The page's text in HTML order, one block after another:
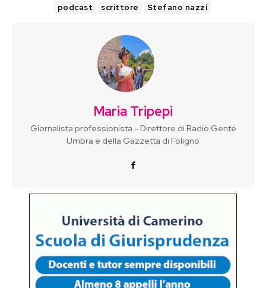
podcast scrittore Stefano nazzi
Maria Tripepi
Giornalista professionista - Direttore di Radio Gente
Umbra e della Gazzetta di Foligno